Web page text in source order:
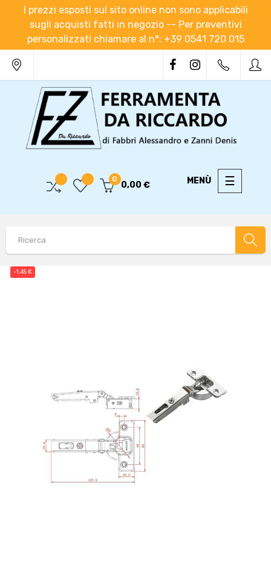
I prezzi esposti sul sito online non sono applicabili
sugli acquisti fatti in negozio -- Per preventivi
personalizzati chiamare al n°: +39 0541 720 015
Toggle
☰
0
0,00 €
-1,45 €